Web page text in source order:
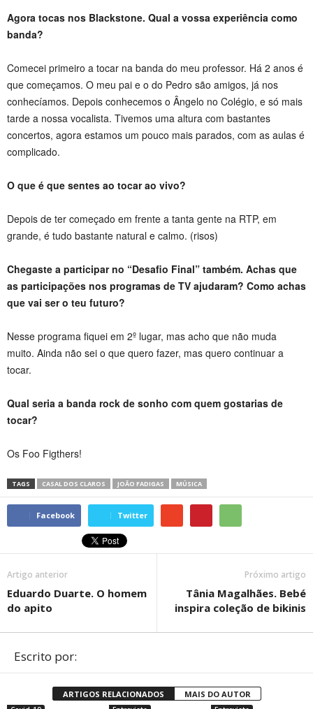
Agora tocas nos Blackstone. Qual a vossa experiência como
banda?
Comecei primeiro a tocar na banda do meu professor. Há 2 anos é
que começamos. O meu pai e o do Pedro são amigos, já nos
conhecíamos. Depois conhecemos o Ângelo no Colégio, e só mais
tarde a nossa vocalista. Tivemos uma altura com bastantes
concertos, agora estamos um pouco mais parados, com as aulas é
complicado.
O que é que sentes ao tocar ao vivo?
Depois de ter começado em frente a tanta gente na RTP, em
grande, é tudo bastante natural e calmo. (risos)
Chegaste a participar no “Desafio Final” também. Achas que
as participações nos programas de TV ajudaram? Como achas
que vai ser o teu futuro?
Nesse programa fiquei em 2º lugar, mas acho que não muda
muito. Ainda não sei o que quero fazer, mas quero continuar a
tocar.
Qual seria a banda rock de sonho com quem gostarias de
tocar?
Os Foo Figthers!
TAGS CASAL DOS CLAROS JOÃO FADIGAS MÚSICA
Facebook Twitter
Artigo anterior
Eduardo Duarte. O homem
do apito
Próximo artigo
Tânia Magalhães. Bebé
inspira coleção de bikinis
Escrito por:
ARTIGOS RELACIONADOS MAIS DO AUTOR